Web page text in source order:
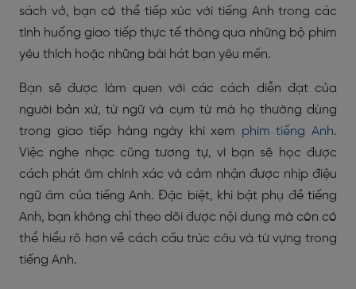
sách vở, bạn có thể tiếp xúc với tiếng Anh trong các
tình huống giao tiếp thực tế thông qua những bộ phim
yêu thích hoặc những bài hát bạn yêu mến.
Bạn sẽ được làm quen với các cách diễn đạt của
người bản xứ, từ ngữ và cụm từ mà họ thường dùng
trong giao tiếp hàng ngày khi xem phim tiếng Anh.
Việc nghe nhạc cũng tương tự, vì bạn sẽ học được
cách phát âm chính xác và cảm nhận được nhịp điệu
ngữ âm của tiếng Anh. Đặc biệt, khi bật phụ đề tiếng
Anh, bạn không chỉ theo dõi được nội dung mà còn có
thể hiểu rõ hơn về cách cấu trúc câu và từ vựng trong
tiếng Anh.